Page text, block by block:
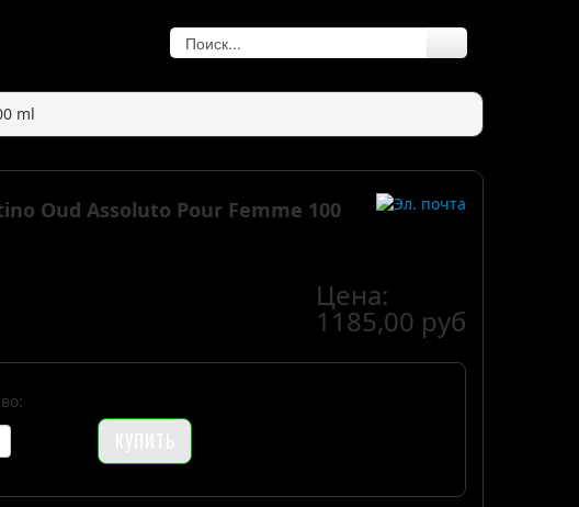
ml
Oud Assoluto Pour Femme 100
Цена:
1185,00 руб